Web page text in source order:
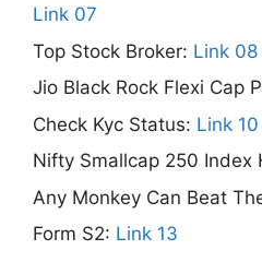
Link 07
Top Stock Broker: Link 08
Jio Black Rock Flexi Cap
Check Kyc Status: Link 10
Nifty Smallcap 250 Index
Any Monkey Can Beat
Form S2: Link 13